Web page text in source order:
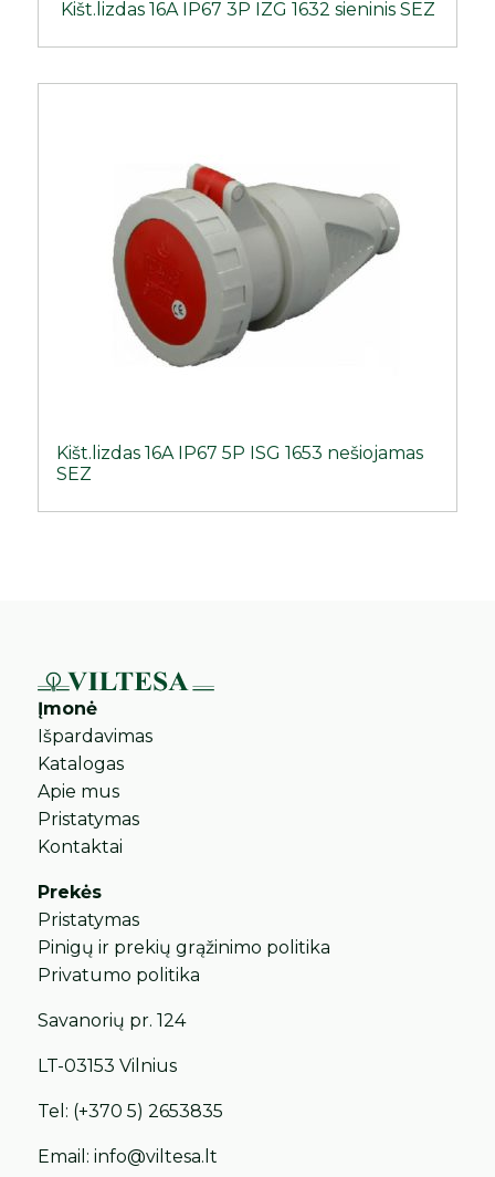
Kišt.lizdas 16A IP67 3P IZG 1632 sieninis SEZ
Kišt.lizdas 16A IP67 5P ISG 1653 nešiojamas
SEZ
Įmonė
Išpardavimas
Katalogas
Apie mus
Pristatymas
Kontaktai
Prekės
Pristatymas
Pinigų ir prekių grąžinimo politika
Privatumo politika
Savanorių pr. 124
LT-03153 Vilnius
Tel: (+370 5) 2653835
Email:info@viltesa.lt